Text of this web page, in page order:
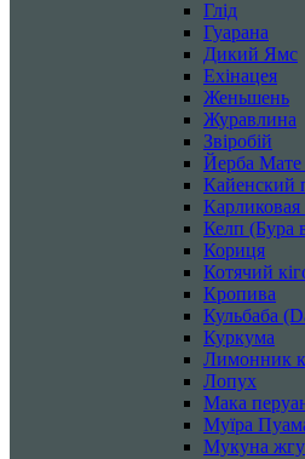
Глід
Гуарана
Дикий Ямс
Ехінацея
Женьшень
Журавлина
Звіробій
Йерба Мате
Кайенский
Карликовая
Келп (Бура
Кориця
Котячий
Кропива
Кульбаба
Куркума
Лимонник
Лопух
Мака
Муїра
Мукуна